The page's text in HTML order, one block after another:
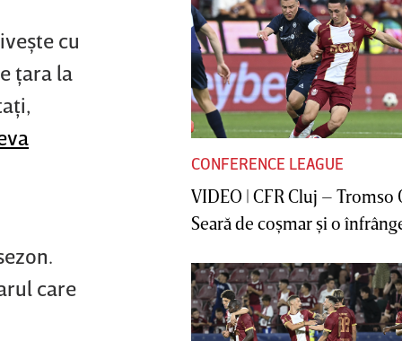
cu
ţara la
care
CONFERENCE LEAGUE
VIDEO | CFR Cluj – Tromso
Seară de coşmar şi o